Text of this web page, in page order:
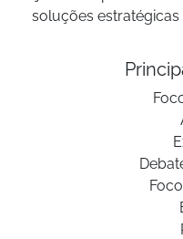
soluções